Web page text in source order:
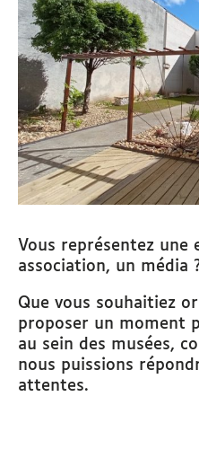
Vous représentez une
association, un média
Que vous souhaitiez
proposer un moment
au sein des musées,
nous puissions
attentes.